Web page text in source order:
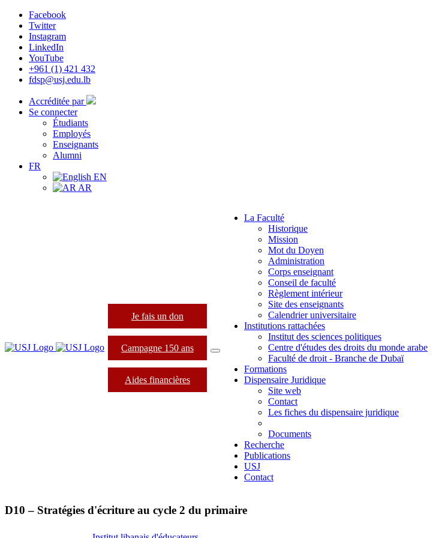
Facebook
Twitter
Instagram
LinkedIn
YouTube
+961 (1) 421 432
fdsp@usj.edu.lb
Accréditée par
Se connecter
Étudiants
Employés
Enseignants
Alumni
FR
EN
AR
Je fais un don
Campagne 150 ans
Aides financières
La Faculté
Historique
Mission
Mot du Doyen
Administration
Corps enseignant
Conseil de faculté
Règlement intérieur
Site des enseignants
Calendrier universitaire
Institutions rattachées
Institut des sciences politiques
Centre d'études des droits du monde arabe
Faculté de droit - Branche de Dubaï
Formations
Dispensaire Juridique
Site web
Contact
Les fiches du dispensaire juridique
Documents
Recherche
Publications
USJ
Contact
D10 – Stratégies d'écriture au cycle 2 du primaire